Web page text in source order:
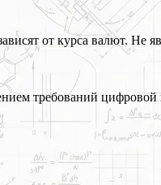
от курса валют. Не
требований цифровой